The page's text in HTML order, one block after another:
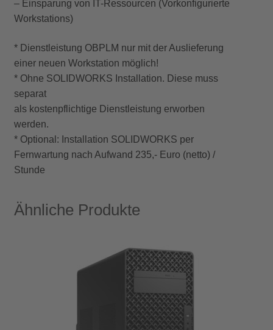
– Einsparung von IT-Ressourcen (Vorkonfigurierte
Workstations)
* Dienstleistung OBPLM nur mit der Auslieferung
einer neuen Workstation möglich!
* Ohne SOLIDWORKS Installation. Diese muss
separat
als kostenpflichtige Dienstleistung erworben
werden.
* Optional: Installation SOLIDWORKS per
Fernwartung nach Aufwand 235,- Euro (netto) /
Stunde
Ähnliche Produkte